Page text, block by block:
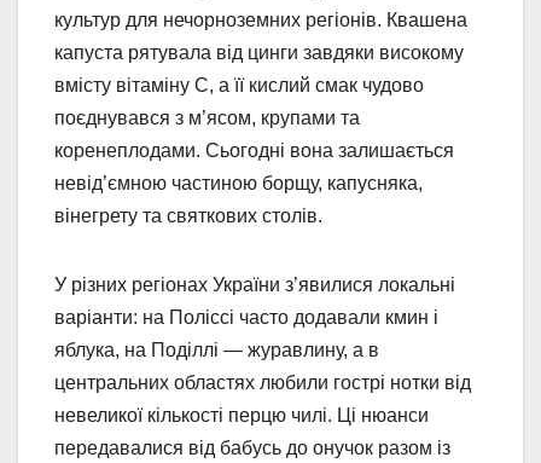
культур для нечорноземних регіонів. Квашена
капуста рятувала від цинги завдяки високому
вмісту вітаміну C, а її кислий смак чудово
поєднувався з м’ясом, крупами та
коренеплодами. Сьогодні вона залишається
невід’ємною частиною борщу, капусняка,
вінегрету та святкових столів.
У різних регіонах України з’явилися локальні
варіанти: на Поліссі часто додавали кмин і
яблука, на Поділлі — журавлину, а в
центральних областях любили гострі нотки від
невеликої кількості перцю чилі. Ці нюанси
передавалися від бабусь до онучок разом із